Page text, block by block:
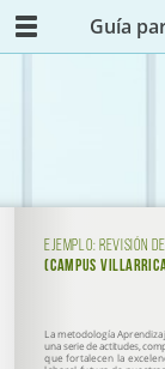
Guía